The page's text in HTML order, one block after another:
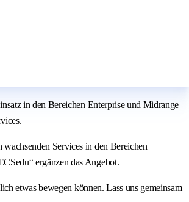
in den Bereichen Enterprise und Midrange
Services in den Bereichen
ergänzen das Angebot.
etwas bewegen können. Lass uns gemeinsam